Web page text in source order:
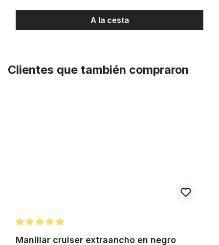
A la cesta
Clientes que también compraron
Manillar cruiser extraancho en negro